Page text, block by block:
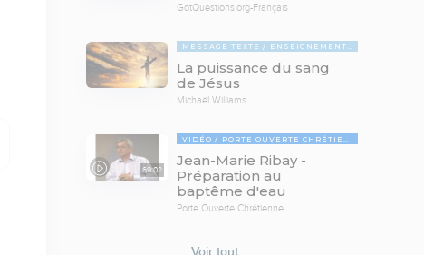
GotQuestions.org-Français
MESSAGE TEXTE ENSEIGNEMENTS BIBLIQUES
La puissance du sang
de Jésus
Michaël Williams
69:02
VIDÉO PORTE OUVERTE CHRÉTIENNE
Jean-Marie Ribay -
Préparation au
baptême d'eau
Porte Ouverte Chrétienne
Voir tout